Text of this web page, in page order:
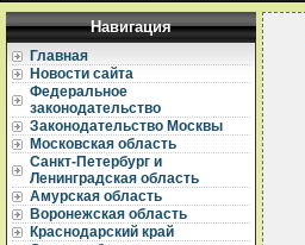
Навигация
Главная
Новости сайта
Федеральное
законодательство
Законодательство Москвы
Московская область
Санкт-Петербург и
Ленинградская область
Амурская область
Воронежская область
Краснодарский край